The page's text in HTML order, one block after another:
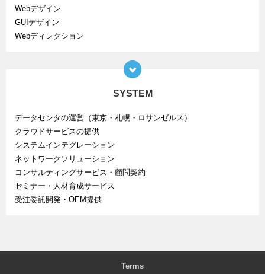
Webデザイン
GUIデザイン
Webディレクション
SYSTEM
データセンタの運営（東京・札幌・ロサンゼルス）
クラウドサービスの提供
システムインテグレーション
ネットワークソリューション
コンサルティングサービス・顧問契約
セミナー・人材育成サービス
受注委託開発・OEM提供
Terms